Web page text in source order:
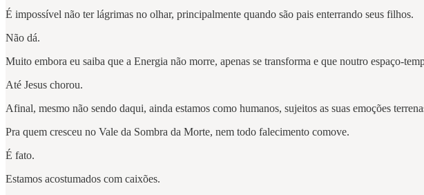
É impossível não ter lágrimas no olhar, principalmente quando são pais enterrando seus filhos.
Não dá.
Muito embora eu saiba que a Energia não morre, apenas se transforma e que noutro espaço-
Até Jesus chorou.
Afinal, mesmo não sendo daqui, ainda estamos como humanos, sujeitos as suas emoções
Pra quem cresceu no Vale da Sombra da Morte, nem todo falecimento comove.
É fato.
Estamos acostumados com caixões.